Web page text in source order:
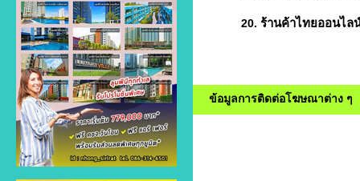
20. ร้านค้าไทยออนไล
ข้อมูลการติดต่อโฆษณาต่าง ๆ